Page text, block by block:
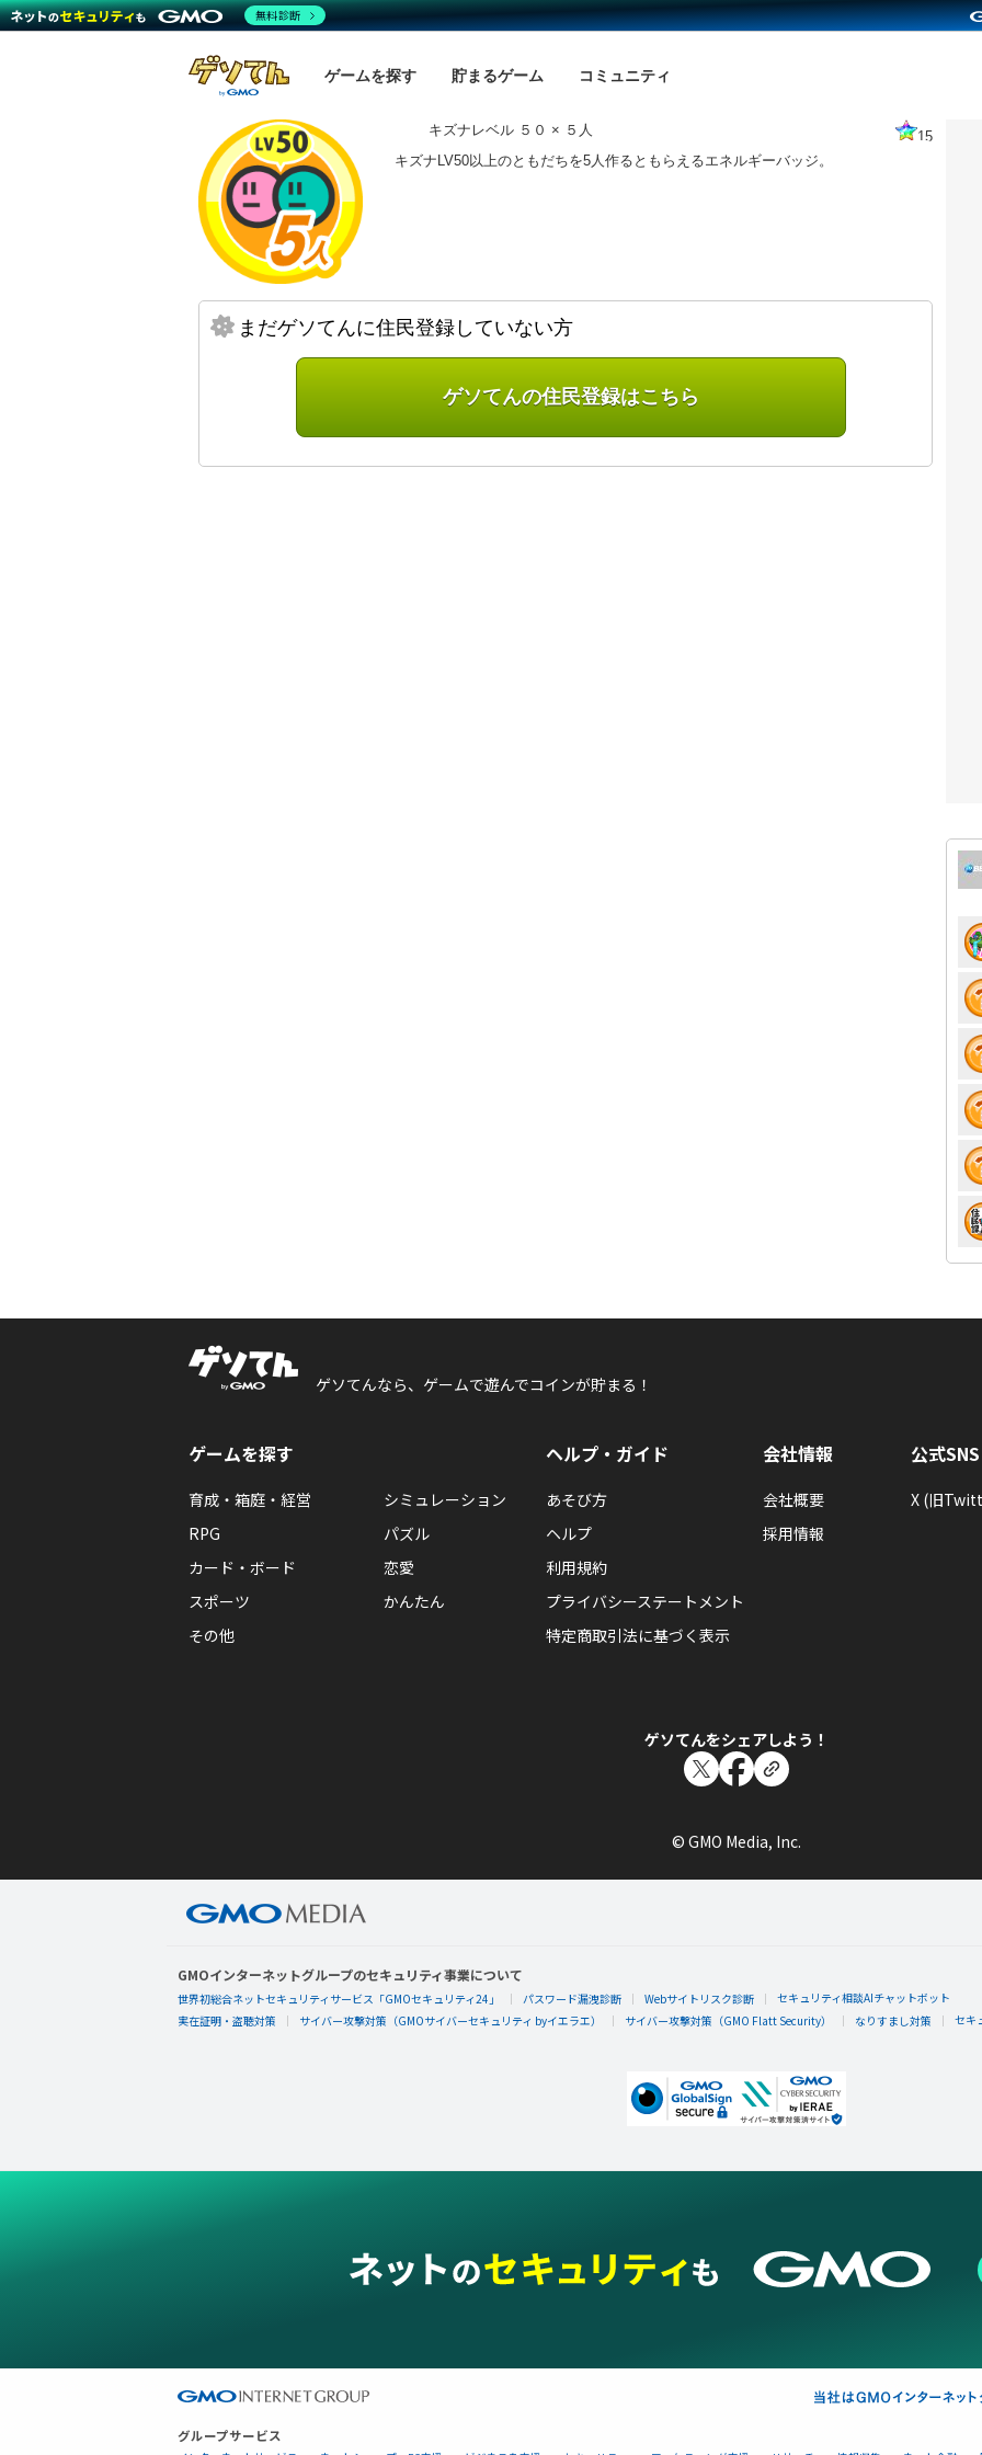
ゲームを探す 貯まるゲーム コミュニティ
キズナレベル ５０ × ５人
15
キズナLV50以上のともだちを5人作るともらえるエネルギーバッジ。
まだゲソてんに住民登録していない方
ゲソてんの住民登録はこちら
ゲソてんなら、ゲームで遊んでコインが貯まる！
ゲームを探す
育成・箱庭・経営
シミュレーション
RPG
パズル
カード・ボード
恋愛
スポーツ
かんたん
その他
ヘルプ・ガイド
あそび方
ヘルプ
利用規約
プライバシーステートメント
特定商取引法に基づく表示
会社情報
会社概要
採用情報
公式SNS
X (旧
ゲソてんをシェアしよう！
© GMO Media, Inc.
GMOインターネットグループのセキュリティ事業について
世界初総合ネットセキュリティサービス「GMOセキュリティ24」 パスワード漏洩診断 Webサイトリスク診断
セキュリティ相談AIチャットボット
実在証明・盗聴対策
サイバー攻撃対策（GMOサイバーセキュリティ byイエラエ） サイバー攻撃対策（GMO Flatt Security） なりすまし対策 セキ
グループサービス
無料診断